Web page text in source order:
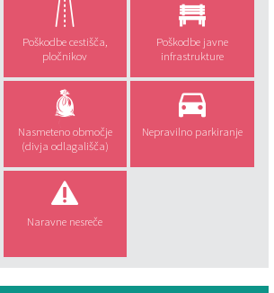
Poškodbe cestišča,
pločnikov
Poškodbe javne
infrastrukture
Nasmeteno območje
(divja odlagališča)
Nepravilno parkiranje
Naravne nesreče